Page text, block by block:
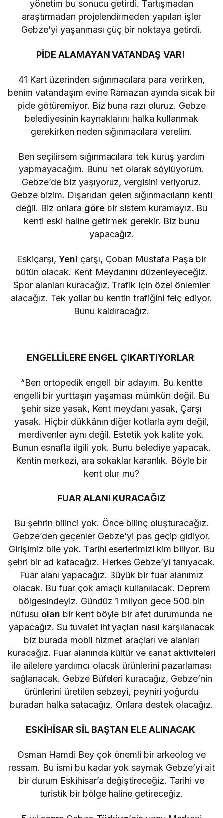
yönetim bu sonucu getirdi. Tartışmadan
araştırmadan projelendirmeden yapılan işler
Gebze’yi yaşanması güç bir noktaya getirdi.
PİDE ALAMAYAN VATANDAŞ VAR!
41 Kart üzerinden sığınmacılara para verirken,
benim vatandaşım evine Ramazan ayında sıcak bir
pide götüremiyor. Biz buna razı oluruz. Gebze
belediyesinin kaynaklarını halka kullanmak
gerekirken neden sığınmacılara verelim.
Ben seçilirsem sığınmacılara tek kuruş yardım
yapmayacağım. Bunu net olarak söylüyorum.
Gebze’de biz yaşıyoruz, vergisini veriyoruz.
Gebze bizim. Dışarıdan gelen sığınmacıların kenti
değil. Biz onlara görebir sistem kuramayız. Bu
kenti eski haline getirmek gerekir. Biz bunu
yapacağız.
Eskiçarşı,Yeni çarşı, Çoban Mustafa Paşa bir
bütün olacak. Kent Meydanını düzenleyeceğiz.
Spor alanları kuracağız. Trafik için özel önlemler
alacağız. Tek yollar bu kentin trafiğini felç ediyor.
Bunu kaldıracağız.
ENGELLİLERE ENGEL ÇIKARTIYORLAR
“Ben ortopedik engelli bir adayım. Bu kentte
engelli bir yurttaşın yaşaması mümkün değil. Bu
şehir size yasak, Kent meydanı yasak, Çarşı
yasak. Hiçbir dükkânın diğer kotlarla aynı değil,
merdivenler aynı değil. Estetik yok kalite yok.
Bunun esnafla ilgili yok. Bunu belediye yapacak.
Kentin merkezi, ara sokaklar karanlık. Böyle bir
kent olur mu?
FUAR ALANI KURACAĞIZ
Bu şehrin bilinci yok. Önce bilinç oluşturacağız.
Gebze’den geçenler Gebze’yi pas geçip gidiyor.
Girişimiz bile yok. Tarihi eserlerimizi kim biliyor. Bu
şehri bir ad katacağız. Herkes Gebze’yi tanıyacak.
Fuar alanı yapacağız. Büyük bir fuar alanımız
olacak. Bu fuar çok amaçlı kullanılacak. Deprem
bölgesindeyiz. Gündüz 1 milyon gece 500 bin
nüfusu olan bir kent böyle bir afet durumunda ne
yapacağız. Su tuvalet ihtiyaçları nasıl karşılanacak
biz burada mobil hizmet araçları ve alanları
kuracağız. Fuar alanında kültür ve sanat aktiviteleri
ile ailelere yardımcı olacak ürünlerini pazarlaması
sağlanacak. Gebze Büfeleri kuracağız, Gebze’nin
ürünlerini üretilen sebzeyi, peyniri yoğurdu
buradan halka satacağız. Onlara destek olacağız.
ESKİHİSAR SİL BAŞTAN ELE ALINACAK
Osman Hamdi Bey çok önemli bir arkeolog ve
ressam. Bu ismi bu kadar yok saymak Gebze’yi ait
bir durum Eskihisar’a değiştireceğiz. Tarihi ve
turistik bir bölge haline getireceğiz.